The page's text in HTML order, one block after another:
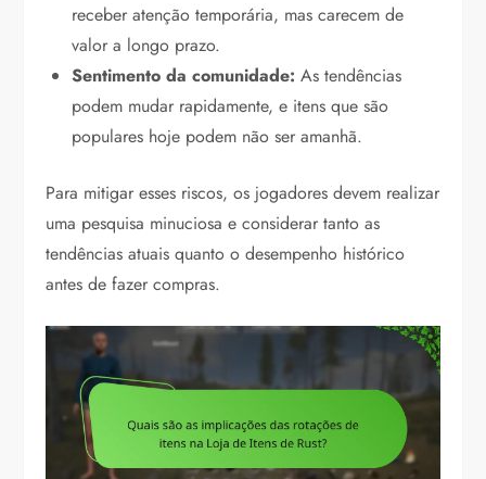
receber atenção temporária, mas carecem de
valor a longo prazo.
Sentimento da comunidade: As tendências
podem mudar rapidamente, e itens que são
populares hoje podem não ser amanhã.
Para mitigar esses riscos, os jogadores devem realizar
uma pesquisa minuciosa e considerar tanto as
tendências atuais quanto o desempenho histórico
antes de fazer compras.